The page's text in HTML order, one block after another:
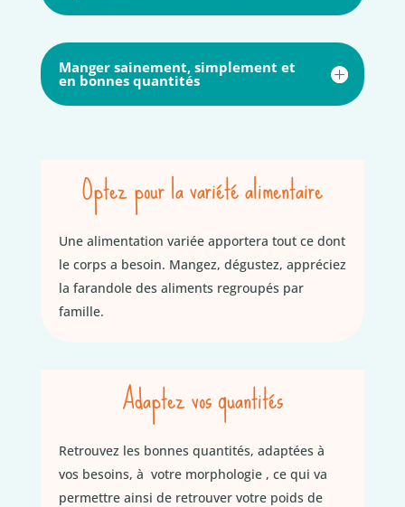
Manger sainement, simplement et
en bonnes quantités
Optez pour la variété alimentaire
Une alimentation variée apportera tout ce dont
le corps a besoin. Mangez, dégustez, appréciez
la farandole des aliments regroupés par
famille.
Adaptez vos quantités
Retrouvez les bonnes quantités, adaptées à
vos besoins, à votre morphologie , ce qui va
permettre ainsi de retrouver votre poids de